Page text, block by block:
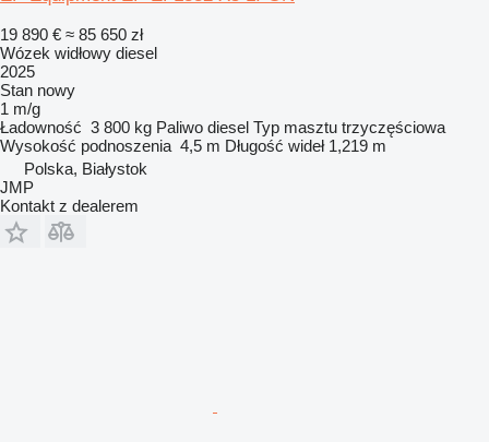
19 890 € ≈ 85 650 zł
Wózek widłowy diesel
2025
Stan nowy
1 m/g
Ładowność 3 800 kg Paliwo diesel Typ masztu trzyczęściowa
Wysokość podnoszenia 4,5 m Długość wideł 1,219 m
Polska, Białystok
JMP
Kontakt z dealerem